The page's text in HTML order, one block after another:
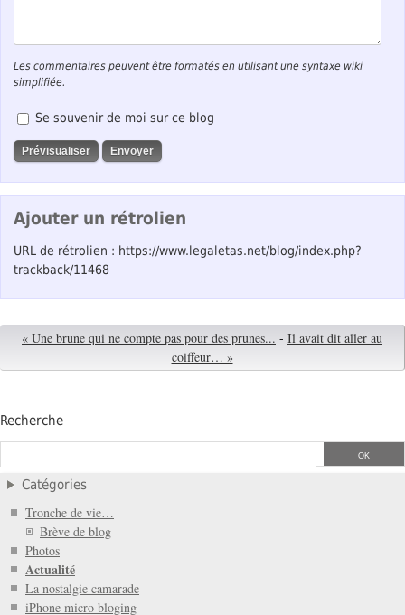
Les commentaires peuvent être formatés en utilisant une syntaxe wiki
simplifiée.
Se souvenir de moi sur ce blog
Ajouter un rétrolien
URL de rétrolien : https://www.legaletas.net/blog/index.php?
trackback/11468
« Une brune qui ne compte pas pour des prunes... - Il avait dit aller au
coiffeur… »
Recherche
Catégories
Tronche de vie…
Brève de blog
Photos
Actualité
La nostalgie camarade
iPhone micro bloging